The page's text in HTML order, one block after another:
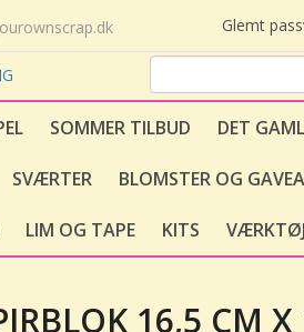
Glemt
SOMMER TILBUD DET
SVÆRTER BLOMSTER OG
LIM OG TAPE KITS
16,5 CM